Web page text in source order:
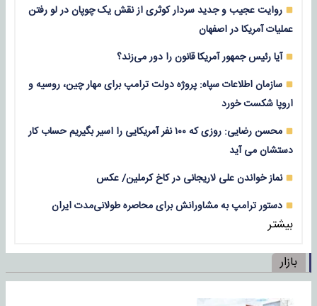
روایت عجیب و جدید سردار کوثری از نقش یک چوپان در لو رفتن
عملیات آمریکا در اصفهان
آیا رئیس جمهور آمریکا قانون را دور می‌زند؟
سازمان اطلاعات سپاه: پروژه دولت ترامپ برای مهار چین، روسیه و
اروپا شکست خورد
محسن رضایی: روزی که ۱۰۰ نفر آمریکایی را اسیر بگیریم حساب کار
دستشان می آید
نماز خواندن علی لاریجانی در کاخ کرملین/ عکس
دستور ترامپ به مشاورانش برای محاصره طولانی‌مدت ایران
بیشتر
بازار